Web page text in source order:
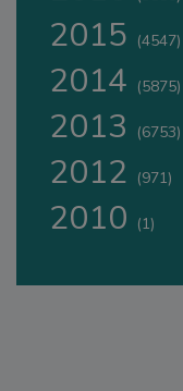
2015 (4547)
2014 (5875)
2013 (6753)
2012 (971)
2010 (1)